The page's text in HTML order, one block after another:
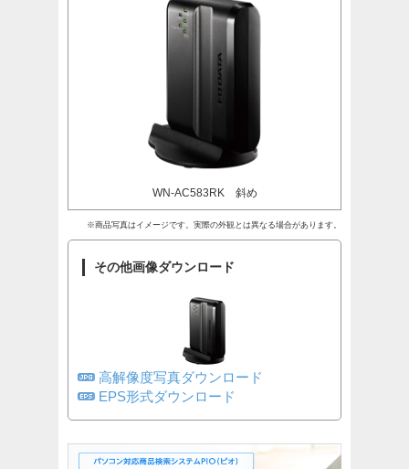
WN-AC583RK 斜め
※商品写真はイメージです。実際の外観とは異なる場合があります。
その他画像ダウンロード
高解像度写真ダウンロード
EPS形式ダウンロード